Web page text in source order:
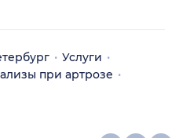
Услуги
при артрозе